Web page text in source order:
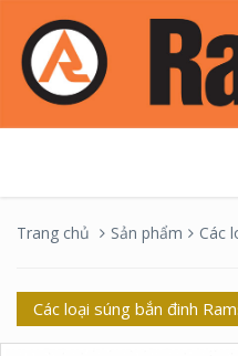
Trang chủ Sản phẩm Các
Các loại súng bắn đinh